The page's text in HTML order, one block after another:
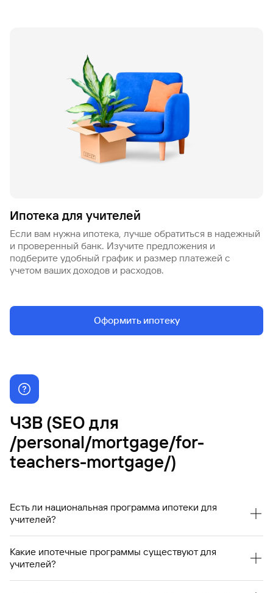
Ипотека для учителей
Если вам нужна ипотека, лучше обратиться в надежный
и проверенный банк. Изучите предложения и
подберите удобный график и размер платежей с
учетом ваших доходов и расходов.
Оформить ипотеку
ЧЗВ (SEO для
/personal/mortgage/for-
teachers-mortgage/)
Есть ли национальная программа ипотеки для
учителей?
Для учителей еще не разработаны ипотечные
программы национального масштаба. Но педагоги
могут участвовать в специальных региональных
программах ипотеки. По таким программам
Какие ипотечные программы существуют для
учителей?